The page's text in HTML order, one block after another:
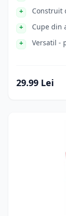
Construit
Cupe din
Versatil -
29.99 Lei